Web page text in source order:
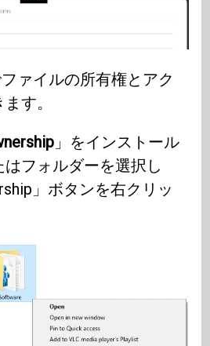
ァイルの所有権とアク
す。
」をインストール
はフォルダーを選択し
」ボタンを右クリッ